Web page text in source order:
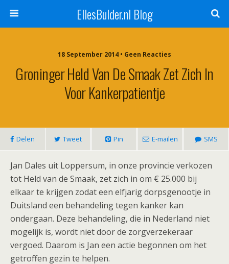
EllesBulder.nl Blog
18 September 2014 • Geen Reacties
Groninger Held Van De Smaak Zet Zich In
Voor Kankerpatientje
Delen Tweet Pin E-mailen SMS
Jan Dales uit Loppersum, in onze provincie verkozen
tot Held van de Smaak, zet zich in om € 25.000 bij
elkaar te krijgen zodat een elfjarig dorpsgenootje in
Duitsland een behandeling tegen kanker kan
ondergaan. Deze behandeling, die in Nederland niet
mogelijk is, wordt niet door de zorgverzekeraar
vergoed. Daarom is Jan een actie begonnen om het
getroffen gezin te helpen.